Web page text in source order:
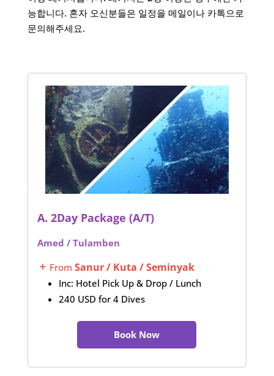
능합니다. 혼자 오신분들은 일정을 메일이나 카톡으로
문의해주세요.
A. 2Day Package (A/T)
Amed / Tulamben
L From Sanur / Kuta / Seminyak
Inc: Hotel Pick Up & Drop / Lunch
240 USD for 4 Dives
Book Now